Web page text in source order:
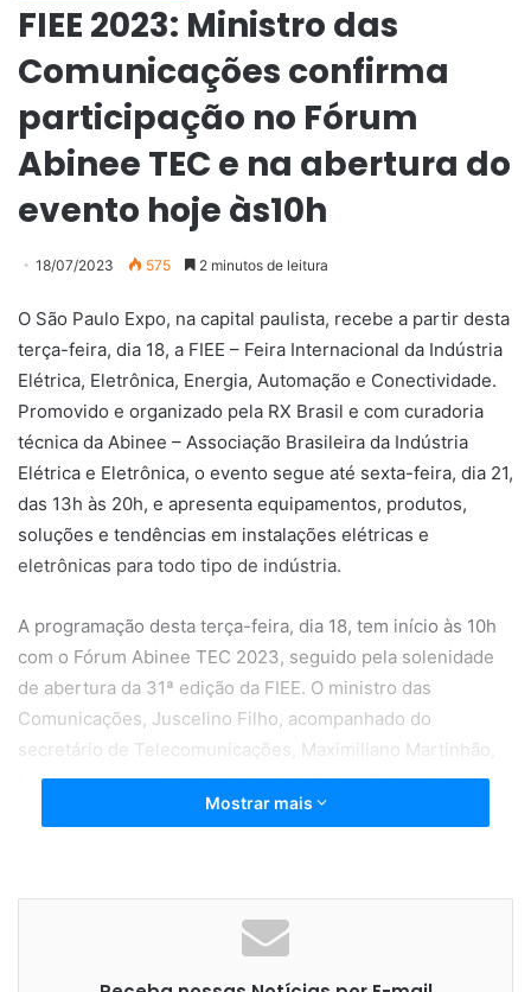
FIEE 2023: Ministro das
Comunicações confirma
participação no Fórum
Abinee TEC e na abertura do
evento hoje às10h
18/07/2023 575 2 minutos de leitura
O São Paulo Expo, na capital paulista, recebe a partir desta
terça-feira, dia 18, a FIEE – Feira Internacional da Indústria
Elétrica, Eletrônica, Energia, Automação e Conectividade.
Promovido e organizado pela RX Brasil e com curadoria
técnica da Abinee – Associação Brasileira da Indústria
Elétrica e Eletrônica, o evento segue até sexta-feira, dia 21,
das 13h às 20h, e apresenta equipamentos, produtos,
soluções e tendências em instalações elétricas e
eletrônicas para todo tipo de indústria.
A programação desta terça-feira, dia 18, tem início às 10h
com o Fórum Abinee TEC 2023, seguido pela solenidade
de abertura da 31ª edição da FIEE. O ministro das
Comunicações, Juscelino Filho, acompanhado do
secretário de Telecomunicações, Maximiliano Martinhão,
bem como o presidente da Anatel, Carlos Baigorri, estão
confirmados nos eventos.
Transformação Digital do Ministério da Ciência, Tecnologia
e Inovação); Thiago Barral (Transição Energética e
Planejamento do Ministério de Minas e Energia); e o
Mostrar mais